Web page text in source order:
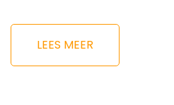
LEES MEER